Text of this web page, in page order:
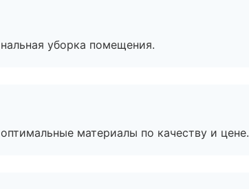
уборка помещения.
материалы по качеству и цене.